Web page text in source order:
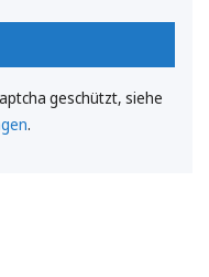
geschützt, siehe
.